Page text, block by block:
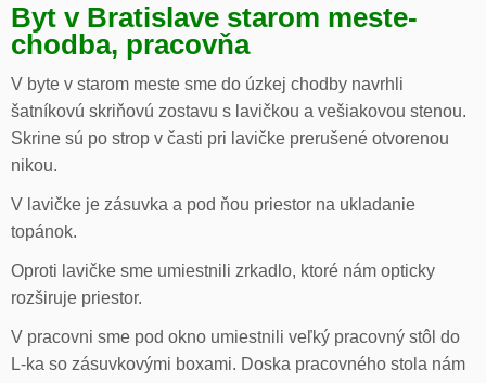
Byt v Bratislave starom meste-
chodba, pracovňa
V byte v starom meste sme do úzkej chodby navrhli
šatníkovú skriňovú zostavu s lavičkou a vešiakovou stenou.
Skrine sú po strop v časti pri lavičke prerušené otvorenou
nikou.
V lavičke je zásuvka a pod ňou priestor na ukladanie
topánok.
Oproti lavičke sme umiestnili zrkadlo, ktoré nám opticky
rozširuje priestor.
V pracovni sme pod okno umiestnili veľký pracovný stôl do
L-ka so zásuvkovými boxami. Doska pracovného stola nám